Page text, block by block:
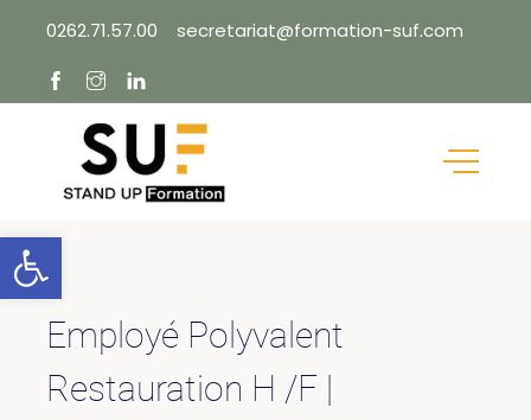
content
0262.71.57.00 secretariat@formation-suf.com
Employé Polyvalent
Restauration H /F |
Ouvrir la barre d’outils